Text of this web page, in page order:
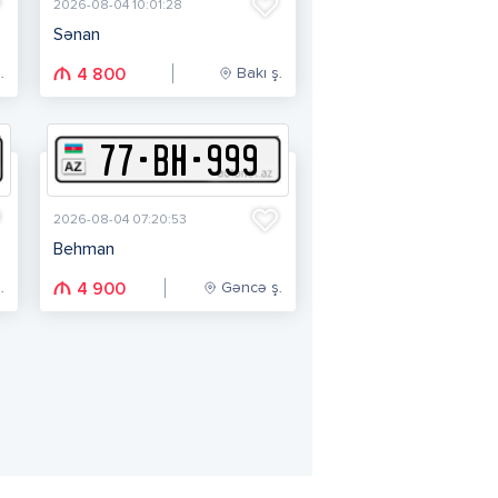
2026-08-04 10:01:28
Sənan
4 800 Bakı ş.
77-BH-999
2026-08-04 07:20:53
Behman
4 900 Gəncə ş.